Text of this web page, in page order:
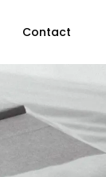
Contact